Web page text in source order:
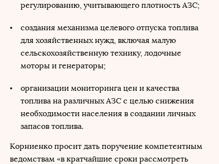
регулированию, учитывающего плотность АЗС;
создания механизма целевого отпуска топлива
для хозяйственных нужд, включая малую
сельскохозяйственную технику, лодочные
моторы и генераторы;
организации мониторинга цен и качества
топлива на различных АЗС с целью снижения
необходимости населения в создании личных
запасов топлива.
Корниенко просит дать поручение компетентным
ведомствам «в кратчайшие сроки рассмотреть